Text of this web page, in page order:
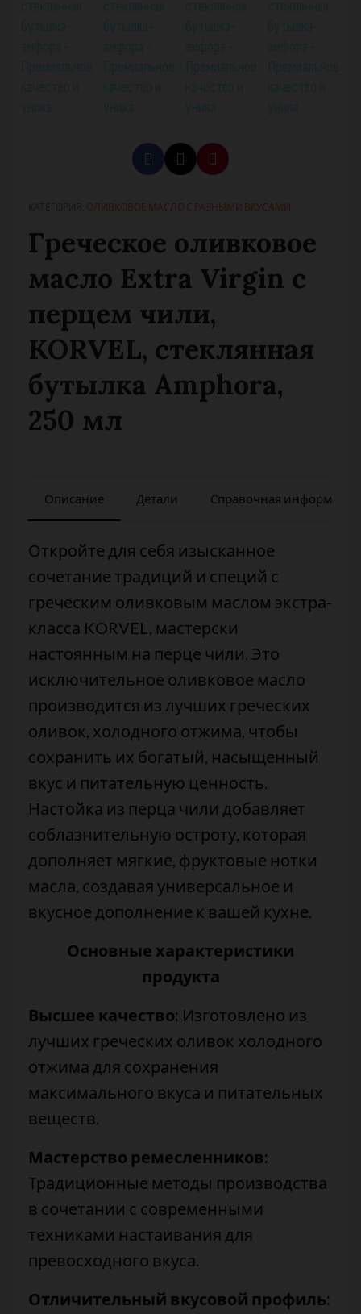
ОЛИВКОВОЕ МАСЛО С РАЗНЫМИ ВКУСАМИ
Греческое оливковое
масло Extra Virgin с
перцем чили,
KORVEL, стеклянная
бутылка Amphora,
250 мл
Описание Детали Справочная информация
Откройте для себя изысканное
сочетание традиций и специй с
греческим оливковым маслом экстра-
класса KORVEL, мастерски
настоянным на перце чили. Это
исключительное оливковое масло
производится из лучших греческих
оливок, холодного отжима, чтобы
сохранить их богатый, насыщенный
вкус и питательную ценность.
Настойка из перца чили добавляет
соблазнительную остроту, которая
дополняет мягкие, фруктовые нотки
масла, создавая универсальное и
вкусное дополнение к вашей кухне.
Основные характеристики
продукта
Высшее качество: Изготовлено из
лучших греческих оливок холодного
отжима для сохранения
максимального вкуса и питательных
веществ.
Мастерство ремесленников:
Традиционные методы производства
в сочетании с современными
техниками настаивания для
превосходного вкуса.
Отличительный вкусовой профиль: